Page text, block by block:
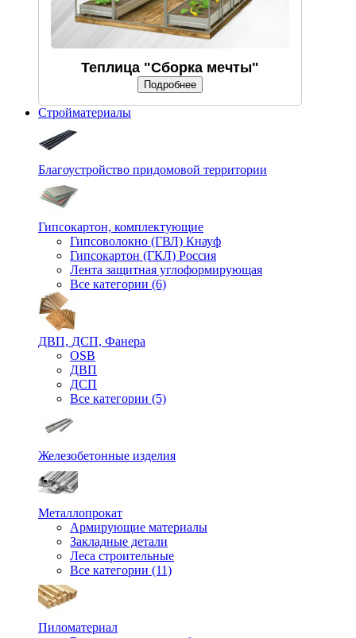
Теплица "Сборка мечты"
Подробнее
Стройматериалы
Благоустройство придомовой территории
Гипсокартон, комплектующие
Гипсоволокно (ГВЛ) Кнауф
Гипсокартон (ГКЛ) Россия
Лента защитная углоформирующая
Все категории (6)
ДВП, ДСП, Фанера
OSB
ДВП
ДСП
Все категории (5)
Железобетонные изделия
Металлопрокат
Армирующие материалы
Закладные детали
Леса строительные
Все категории (11)
Пиломатериал